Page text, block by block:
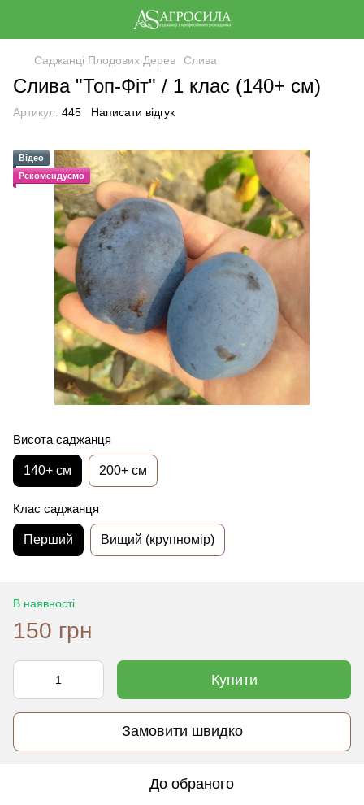
Саджанці Плодових Дерев Слива
Слива "Топ-Фіт" / 1 клас (140+ см)
Артикул: 445 Написати відгук
Відео
Рекомендуємо
Висота саджанця
140+ см 200+ см
Клас саджанця
Перший Вищий (крупномір)
В наявності
150 грн
Купити
Замовити швидко
До обраного